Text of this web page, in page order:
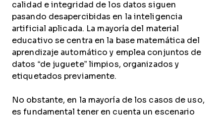
calidad e integridad de los datos siguen
pasando desapercibidas en la inteligencia
artificial aplicada. La mayoría del material
educativo se centra en la base matemática del
aprendizaje automático y emplea conjuntos de
datos “de juguete” limpios, organizados y
etiquetados previamente.
No obstante, en la mayoría de los casos de uso,
es fundamental tener en cuenta un escenario